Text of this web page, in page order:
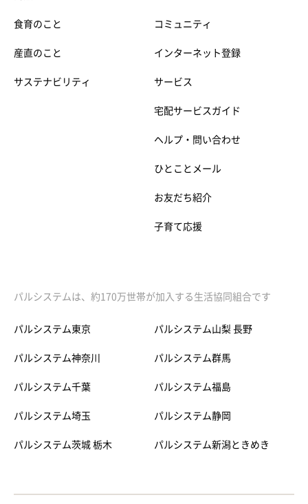
食育のこと
産直のこと
サステナビリティ
コミュニティ
インターネット登録
サービス
宅配サービスガイド
ヘルプ・問い合わせ
ひとことメール
お友だち紹介
子育て応援
パルシステムは、約170万世帯が加入する生活協同組合です
パルシステム東京
パルシステム神奈川
パルシステム千葉
パルシステム埼玉
パルシステム茨城 栃木
パルシステム山梨 長野
パルシステム群馬
パルシステム福島
パルシステム静岡
パルシステム新潟ときめき